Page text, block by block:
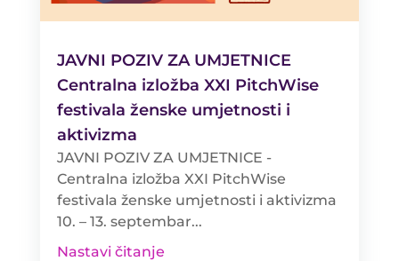
JAVNI POZIV ZA UMJETNICE
Centralna izložba XXI PitchWise
festivala ženske umjetnosti i
aktivizma
JAVNI POZIV ZA UMJETNICE -
Centralna izložba XXI PitchWise
festivala ženske umjetnosti i aktivizma
10. – 13. septembar...
Nastavi čitanje